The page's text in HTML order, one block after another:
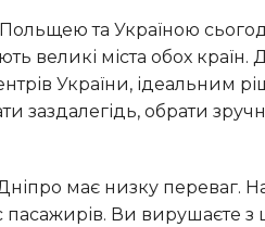
великі міста обох країн.
України, ідеальним
заздалегідь, обрати
Ви вирушаєте з